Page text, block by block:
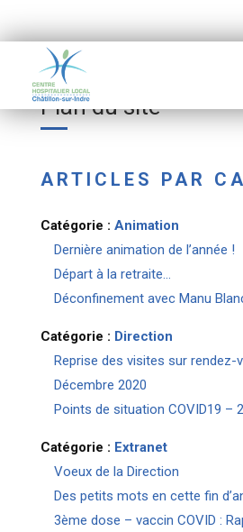
Plan du site
ARTICLES PAR
Catégorie : Animation
Dernière animation de l’année !
Départ à la retraite…
Déconfinement avec Manu
Catégorie : Direction
Reprise des visites sur rendez-
Décembre 2020
Points de situation COVID19 –
Catégorie : Extranet
Voeux de la Direction
Des petits mots en cette fin
3ème dose – vaccin COVID :